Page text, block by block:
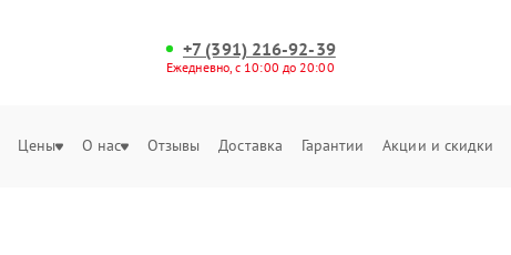
+7 (391) 216-92-39
Ежедневно, с 10:00 до 20:00
Цены О нас Отзывы Доставка Гарантии Акции и скидки